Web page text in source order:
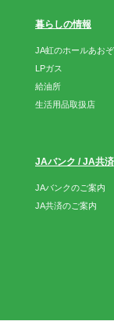
暮らしの情報
JA虹のホールあお
LPガス
給油所
生活用品取扱店
JAバンク / JA共済
JAバンクのご案内
JA共済のご案内